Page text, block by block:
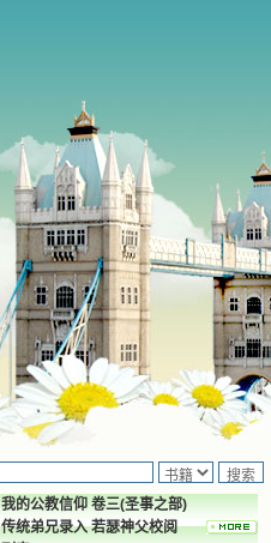
我的公教信仰 卷三(圣事之部)
传统弟兄录入 若瑟神父校阅